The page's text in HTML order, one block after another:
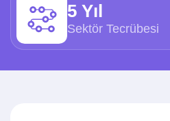
5 Yıl
Sektör Tecrübesi